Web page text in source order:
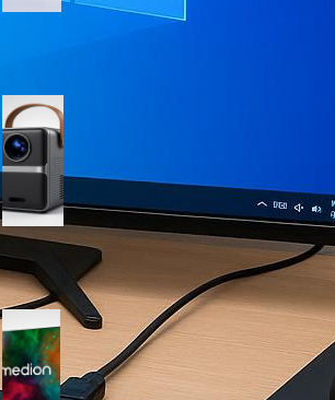
WiMiUS proiettore
Medion 55″ QLED 4K
MD855701, smart TV
con Dolby Vision e app
integrate in offerta su